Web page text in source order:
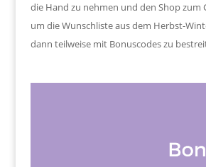
die Hand zu nehmen und den Shop zum
um die Wunschliste aus dem Herbst-
dann teilweise mit Bonuscodes zu